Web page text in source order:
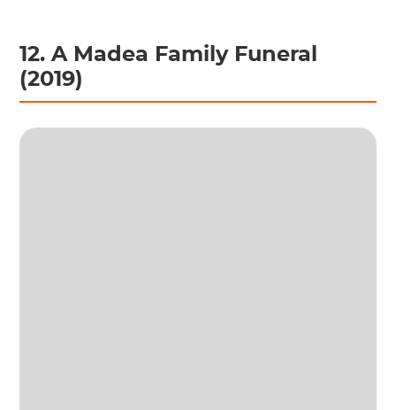
12. A Madea Family Funeral
(2019)